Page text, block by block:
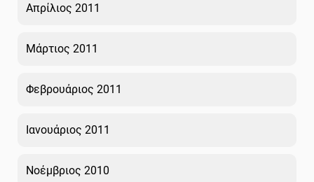
Απρίλιος 2011
Μάρτιος 2011
Φεβρουάριος 2011
Ιανουάριος 2011
Νοέμβριος 2010